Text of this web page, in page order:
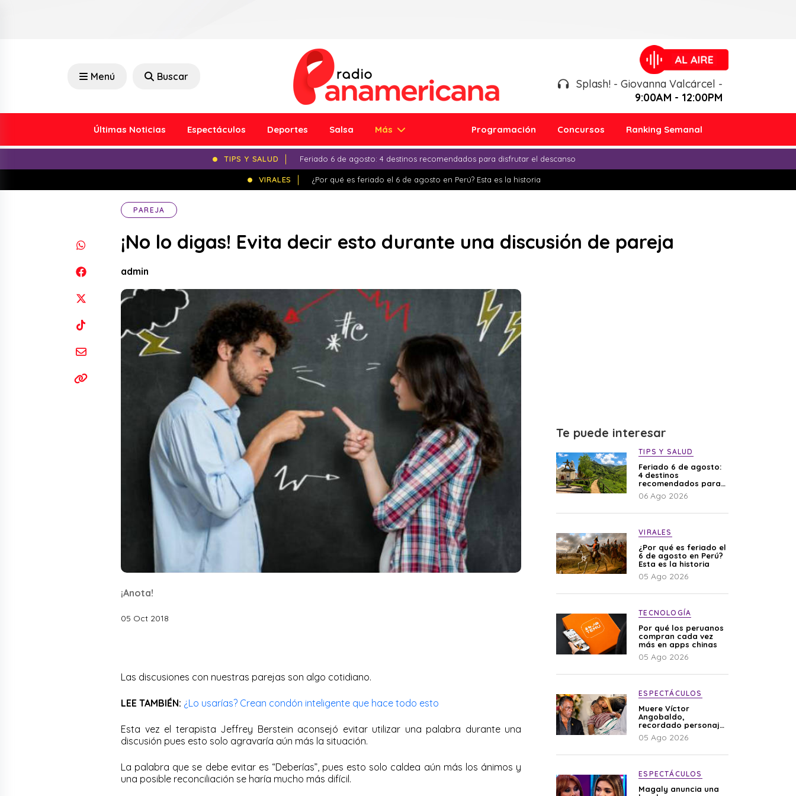
Menú Buscar
Splash! - Giovanna Valcárcel -
9:00AM - 12:00PM
Últimas Noticias Espectáculos Deportes Salsa Más Programación Concursos Ranking Semanal
TIPS Y SALUD Feriado 6 de agosto: 4 destinos recomendados para disfrutar el descanso
VIRALES ¿Por qué es feriado el 6 de agosto en Perú? Esta es la historia
PAREJA
¡No lo digas! Evita decir esto durante una discusión de pareja
admin
¡Anota!
05 Oct 2018
Las discusiones con nuestras parejas son algo cotidiano.
LEE TAMBIÉN: ¿Lo usarías? Crean condón inteligente que hace todo esto
Esta vez el terapista Jeffrey Berstein aconsejó evitar utilizar una palabra durante una
discusión pues esto solo agravaría aún más la situación.
La palabra que se debe evitar es “Deberías”, pues esto solo caldea aún más los ánimos y
una posible reconciliación se haría mucho más difícil.
Te puede interesar
TIPS Y SALUD
Feriado 6 de agosto:
4 destinos
recomendados para
disfrutar el descanso
06 Ago 2026
VIRALES
¿Por qué es feriado el
6 de agosto en Perú?
Esta es la historia
05 Ago 2026
TECNOLOGÍA
Por qué los peruanos
compran cada vez
más en apps chinas
05 Ago 2026
ESPECTÁCULOS
Muere Víctor
Angobaldo,
recordado personaje
de la farándula y
expareja de Shirley
05 Ago 2026
ESPECTÁCULOS
Magaly anuncia una